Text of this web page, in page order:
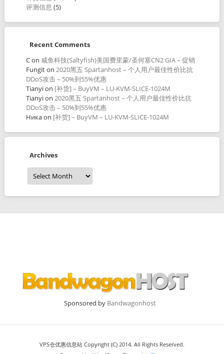
评测信息 (5)
Recent Comments
Con 咸鱼科技(Saltyfish)美国费里蒙/圣何塞CN2 GIA – 促销
Fungiton 2020黑五 Spartanhost – 个人用户最佳性价比抗
DDoS攻击 – 50%到55%优惠
Tianyion [补货] – BuyVM – LU-KVM-SLICE-1024M
Tianyion 2020黑五 Spartanhost – 个人用户最佳性价比抗
DDoS攻击 – 50%到55%优惠
Никаon [补货] – BuyVM – LU-KVM-SLICE-1024M
Archives
Archives
Sponsored by Bandwagonhost
VPS仓优惠信息站 Copyright (C) 2014. All Rights Reserved.